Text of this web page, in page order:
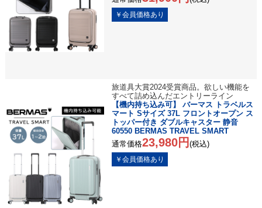
旅道具大賞2024受賞商品。欲しい機能を
すべて詰め込んだエントリーライン
【機内持ち込み可】 バーマス トラベルス
マート Sサイズ 37L フロントオープン ス
トッパー付き ダブルキャスター 静音
60550 BERMAS TRAVEL SMART
通常価格23,980円 (税込)